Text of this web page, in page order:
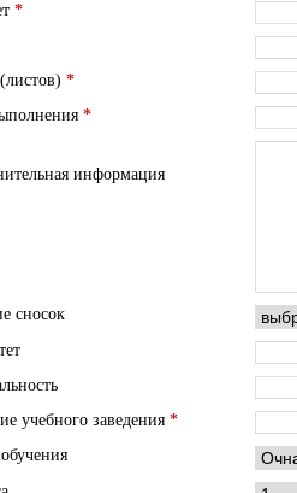
*
*
*
информация
сносок
учебного заведения *